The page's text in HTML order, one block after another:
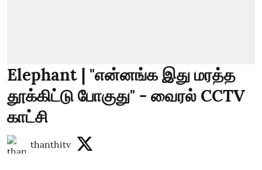
Elephant | "என்னங்க இது மரத்த
தூக்கிட்டு போகுது" - வைரல் CCTV
காட்சி
thanthitv